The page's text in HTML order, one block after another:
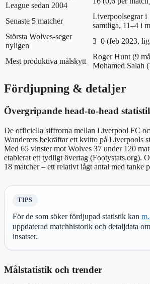
League sedan 2004
Senaste 5 matcher
Liverpoolsegrar i
samtliga, 11–4 i
Största Wolves-seger
nyligen
3–0 (feb 2023,
Mest produktiva målskytt
Roger Hunt (9
Mohamed Salah
Fördjupning & detaljer
Övergripande head-to-head
De officiella siffrorna mellan Liverpool FC
Wanderers bekräftar ett kvitto på Liverpools
Med 65 vinster mot Wolves 37 under 120
etablerat ett tydligt övertag (Footystats.org).
18 matcher – ett relativt lågt antal med tanke
TIPS
För de som söker fördjupad statistik kan
uppdaterad matchhistorik och detaljdata
insatser.
Målstatistik och trender